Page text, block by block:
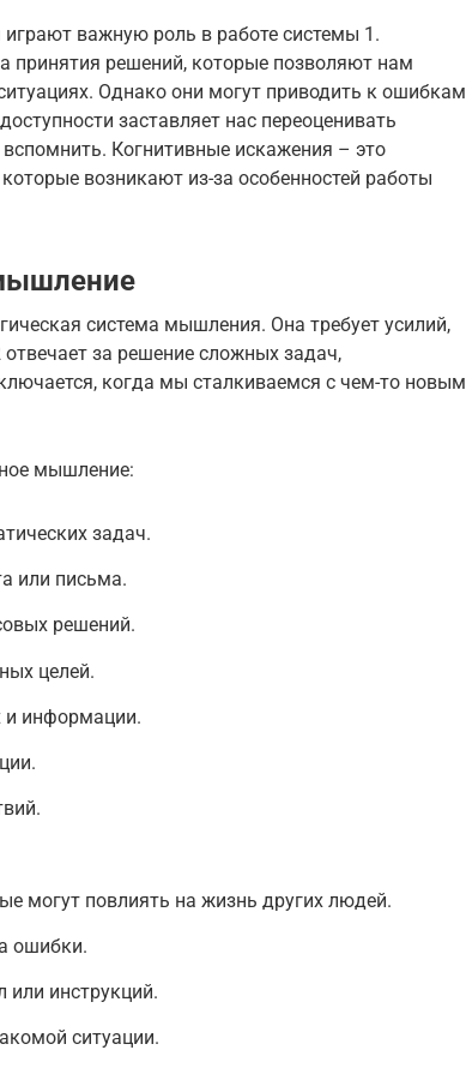
важную роль в работе системы 1.
принятия решений, которые позволяют нам
Однако они могут приводить к ошибкам
заставляет нас переоценивать
Когнитивные искажения – это
возникают из-за особенностей работы
система мышления. Она требует усилий,
за решение сложных задач,
когда мы сталкиваемся с чем-то новым
мышление:
задач.
или письма.
решений.
целей.
и информации.
могут повлиять на жизнь других людей.
ошибки.
или инструкций.
ситуации.